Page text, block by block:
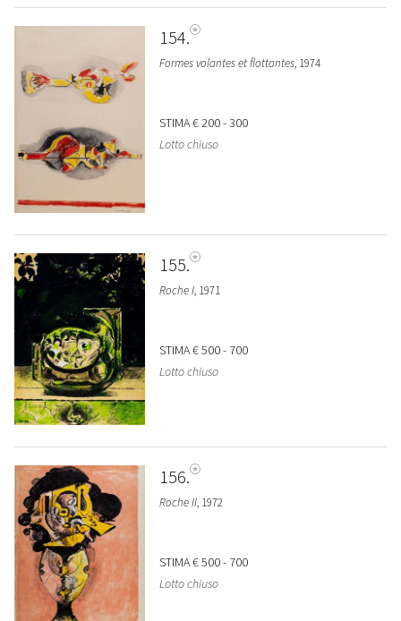
154
Formes volantes et flottantes, 1974
STIMA€ 200 - 300
Lotto chiuso
155
Roche I, 1971
STIMA€ 500 - 700
Lotto chiuso
156
Roche II, 1972
STIMA€ 500 - 700
Lotto chiuso